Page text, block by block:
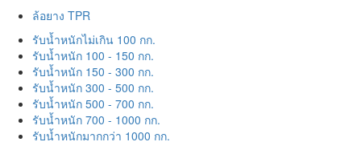
ล้อยาง TPR
รับน้ำหนักไม่เกิน 100 กก.
รับน้ำหนัก 100 - 150 กก.
รับน้ำหนัก 150 - 300 กก.
รับน้ำหนัก 300 - 500 กก.
รับน้ำหนัก 500 - 700 กก.
รับน้ำหนัก 700 - 1000 กก.
รับน้ำหนักมากกว่า 1000 กก.